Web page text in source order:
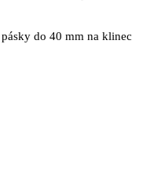
do 40 mm na klinec